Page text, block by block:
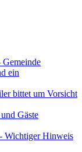
Gemeinde
ein
bittet um Vorsicht
Gäste
Wichtiger Hinweis